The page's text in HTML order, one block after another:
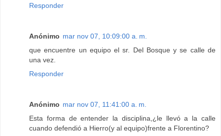
Responder
Anónimo mar nov 07, 10:09:00 a. m.
que encuentre un equipo el sr. Del Bosque y se calle de
una vez.
Responder
Anónimo mar nov 07, 11:41:00 a. m.
Esta forma de entender la disciplina,¿le llevó a la calle
cuando defendió a Hierro(y al equipo)frente a Florentino?